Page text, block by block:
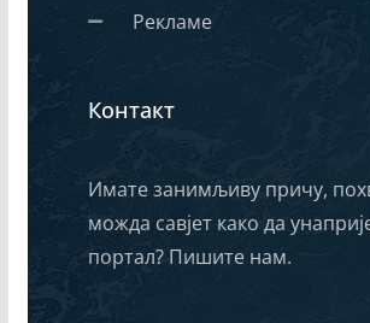
Рекламе
Контакт
Имате занимљиву причу,
можда савјет како да
портал? Пишите нам.